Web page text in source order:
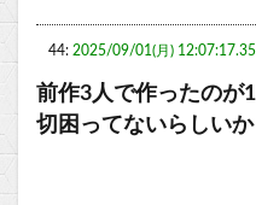
44: 2025/09/01(月)
前作3人で作ったのが
切困ってないらしい